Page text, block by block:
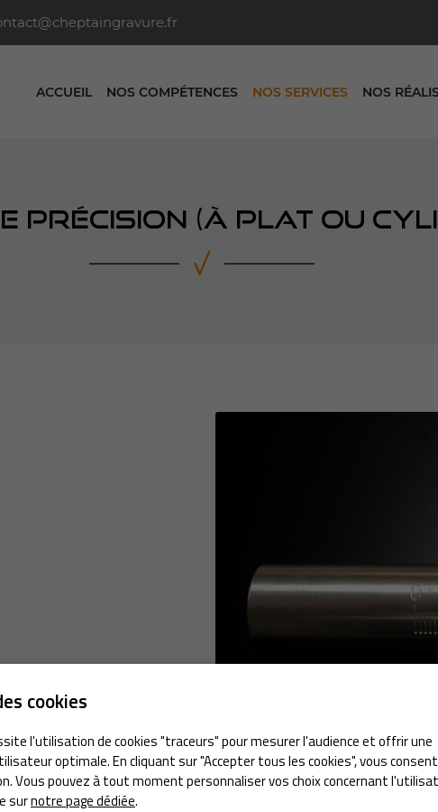
cookies
l'utilisation de cookies "traceurs" pour mesurer l'audience et offrir une
optimale. En cliquant sur "Accepter tous les cookies", vous
Vous pouvez à tout moment personnaliser vos choix concernant
surnotre page dédiée.
ACCUEIL NOS COMPÉTENCES NOS SERVICES NOS
à
en
PRÉCISION (À PLAT OU